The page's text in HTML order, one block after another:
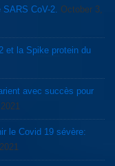
CoV-2. October 3,
et la Spike protein du
avec succès pour
le Covid 19 sévère: